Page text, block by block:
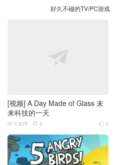
好久不碰的TV/PC游戏
[视频] A Day Made of Glass 未
来科技的一天
 0
 5.82K  8